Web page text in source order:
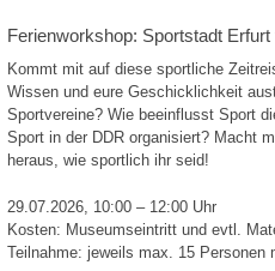
Ferienworkshop: Sportstadt
Kommt mit auf diese sportliche
Wissen und eure Geschicklichkeit
Sportvereine? Wie beeinflusst Sport
Sport in der DDR organisiert? Macht
heraus, wie sportlich ihr seid!
29.07.2026, 10:00 – 12:00 Uhr
Kosten: Museumseintritt und evtl.
Teilnahme: jeweils max. 15 Personen